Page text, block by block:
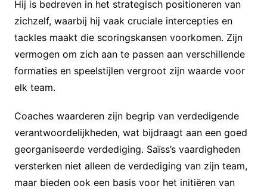
Hij is bedreven in het strategisch positioneren van
zichzelf, waarbij hij vaak cruciale intercepties en
tackles maakt die scoringskansen voorkomen. Zijn
vermogen om zich aan te passen aan verschillende
formaties en speelstijlen vergroot zijn waarde voor
elk team.
Coaches waarderen zijn begrip van verdedigende
verantwoordelijkheden, wat bijdraagt aan een goed
georganiseerde verdediging. Saïss’s vaardigheden
versterken niet alleen de verdediging van zijn team,
maar bieden ook een basis voor het initiëren van